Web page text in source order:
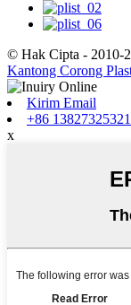
© Hak Cipta - 2010-
Kantong Corong
Kirim Email
+86 13827325321
x